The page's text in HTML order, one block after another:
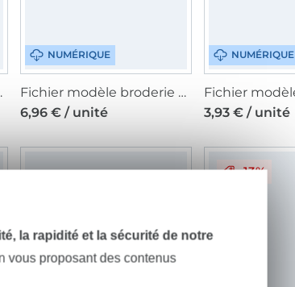
NUMÉRIQUE
Fichier modèle broderie Coquillages et étoiles de mer 10x10cm stick film MiToSa-Kreativ
6,96 € / unité
NUMÉRIQUE
3,93 € / unité
-13%
la rapidité et la sécurité de notre
vous proposant des contenus